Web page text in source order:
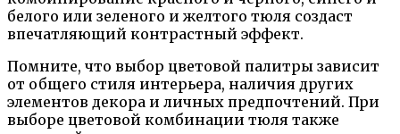
белого или зеленого и желтого тюля создаст
впечатляющий контрастный эффект.
Помните, что выбор цветовой палитры зависит
от общего стиля интерьера, наличия других
элементов декора и личных предпочтений. При
выборе цветовой комбинации тюля также